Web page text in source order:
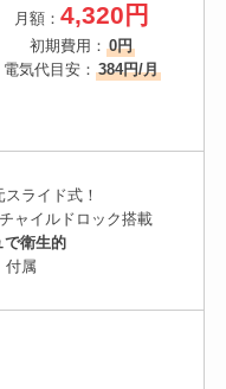
月額：4,320円
初期費用： 0円
電気代目安： 384円/月
スライド式！
ャイルドロック搭載
で衛生的
付属